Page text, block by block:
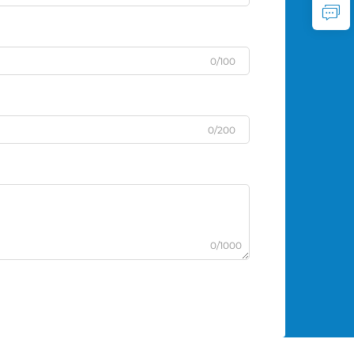
0/100
0/200
0/1000